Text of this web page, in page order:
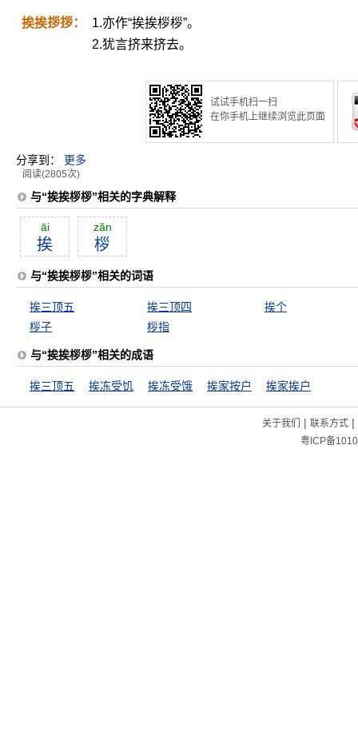
挨挨拶拶：
1.亦作“挨挨桚桚”。
2.犹言挤来挤去。
试试手机扫一扫
在你手机上继续浏览此页面
分享到： 更多
阅读(2805次)
与“挨挨桚桚”相关的字典解释
āi
挨
zăn
桚
与“挨挨桚桚”相关的词语
挨三顶五 挨三顶四
挨个
桚子
桚指
与“挨挨桚桚”相关的成语
挨三顶五 挨冻受饥 挨冻受饿 挨家按户 挨家挨户
关于我们 | 联系方式|
粤ICP备